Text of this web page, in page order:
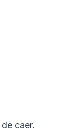
caer.